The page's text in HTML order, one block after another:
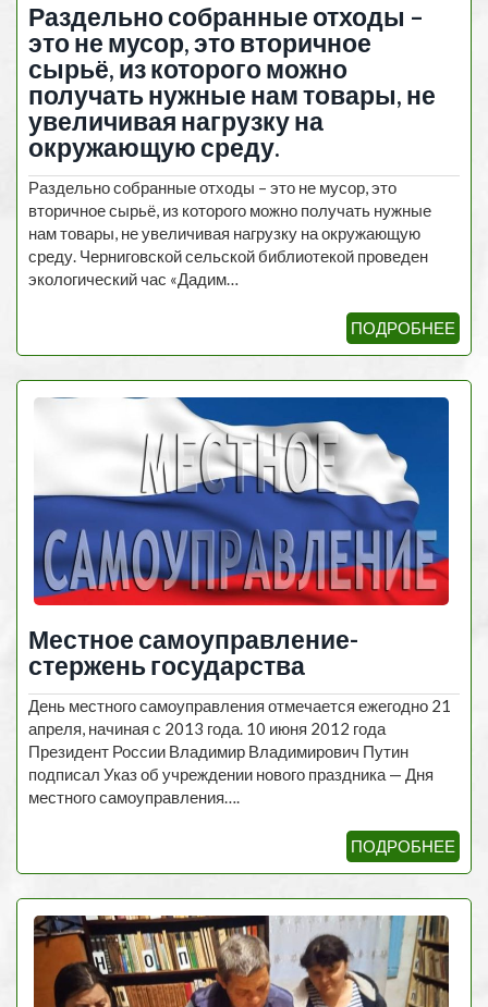
Раздельно собранные отходы –
это не мусор, это вторичное
сырьё, из которого можно
получать нужные нам товары, не
увеличивая нагрузку на
окружающую среду.
Раздельно собранные отходы – это не мусор, это
вторичное сырьё, из которого можно получать нужные
нам товары, не увеличивая нагрузку на окружающую
среду. Черниговской сельской библиотекой проведен
экологический час «Дадим…
ПОДРОБНЕЕ
Местное самоуправление-
стержень государства
День местного самоуправления отмечается ежегодно 21
апреля, начиная с 2013 года. 10 июня 2012 года
Президент России Владимир Владимирович Путин
подписал Указ об учреждении нового праздника — Дня
местного самоуправления….
ПОДРОБНЕЕ